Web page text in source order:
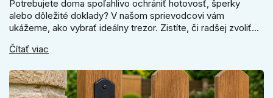
Potrebujete doma spoľahlivo ochrániť hotovosť, šperky
alebo dôležité doklady? V našom sprievodcovi vám
ukážeme, ako vybrať ideálny trezor. Zistíte, či radšej zvoliť
kľúčové jeho správne ukotvenie.
Čítať viac